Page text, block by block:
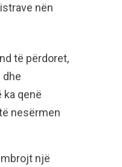
nën
të përdoret,
dhe
ka qenë
nesërmen
një